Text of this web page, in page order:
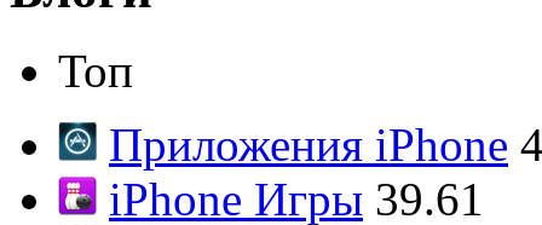
Топ
Приложения iPhone
iPhone Игры 39.61